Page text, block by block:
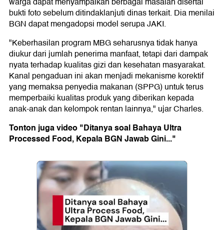
bukti foto sebelum ditindaklanjuti dinas terkait. Dia menilai
BGN dapat mengadopsi model serupa JAKI.
"Keberhasilan program MBG seharusnya tidak hanya
diukur dari jumlah penerima manfaat, tetapi dari dampak
nyata terhadap kualitas gizi dan kesehatan masyarakat.
Kanal pengaduan ini akan menjadi mekanisme korektif
yang memaksa penyedia makanan (SPPG) untuk terus
memperbaiki kualitas produk yang diberikan kepada
anak-anak dan kelompok rentan lainnya," ujar Charles.
Tonton juga video "Ditanya soal Bahaya Ultra
Processed Food, Kepala BGN Jawab Gini..."